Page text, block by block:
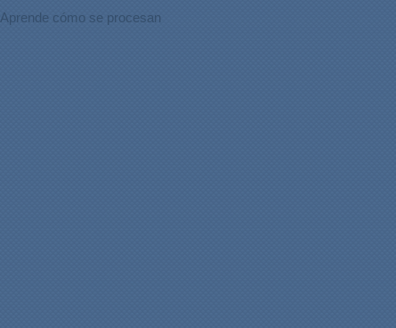
Aprende cómo se procesan